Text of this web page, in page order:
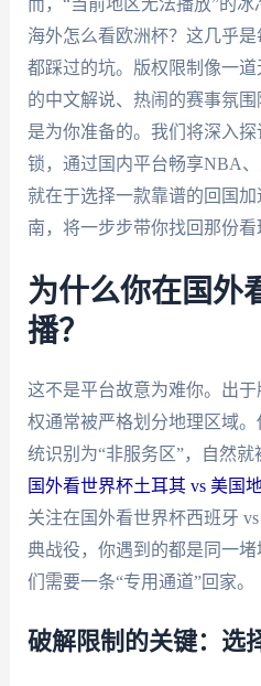
而，“当前地区无法播放”的
海外怎么看欧洲杯？这几乎
都踩过的坑。版权限制像一
的中文解说、热闹的赛事氛
是为你准备的。我们将深入
锁，通过国内平台畅享NBA
就在于选择一款靠谱的回国
南，将一步步带你找回那份看
为什么你在国外
播？
这不是平台故意为难你。出
权通常被严格划分地理区域
统识别为“非服务区”，自然
国外看世界杯土耳其 vs 美国
关注在国外看世界杯西班牙
典战役，你遇到的都是同一
们需要一条“专用通道”回家。
破解限制的关键：选